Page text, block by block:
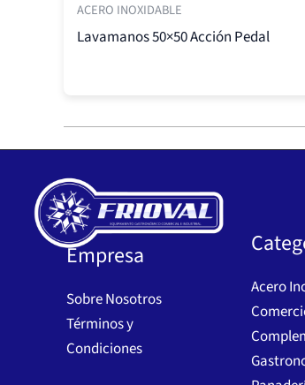
ACERO INOXIDABLE
Lavamanos 50×50 Acción Pedal
Empresa
Sobre Nosotros
Términos y
Condiciones
Acero